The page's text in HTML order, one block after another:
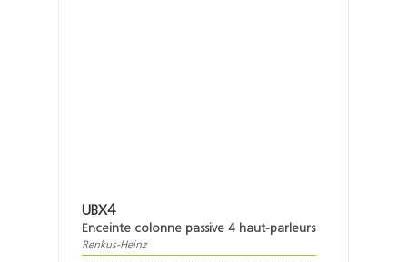
UBX4
Enceinte colonne passive 4 haut-parleurs
Renkus-Heinz